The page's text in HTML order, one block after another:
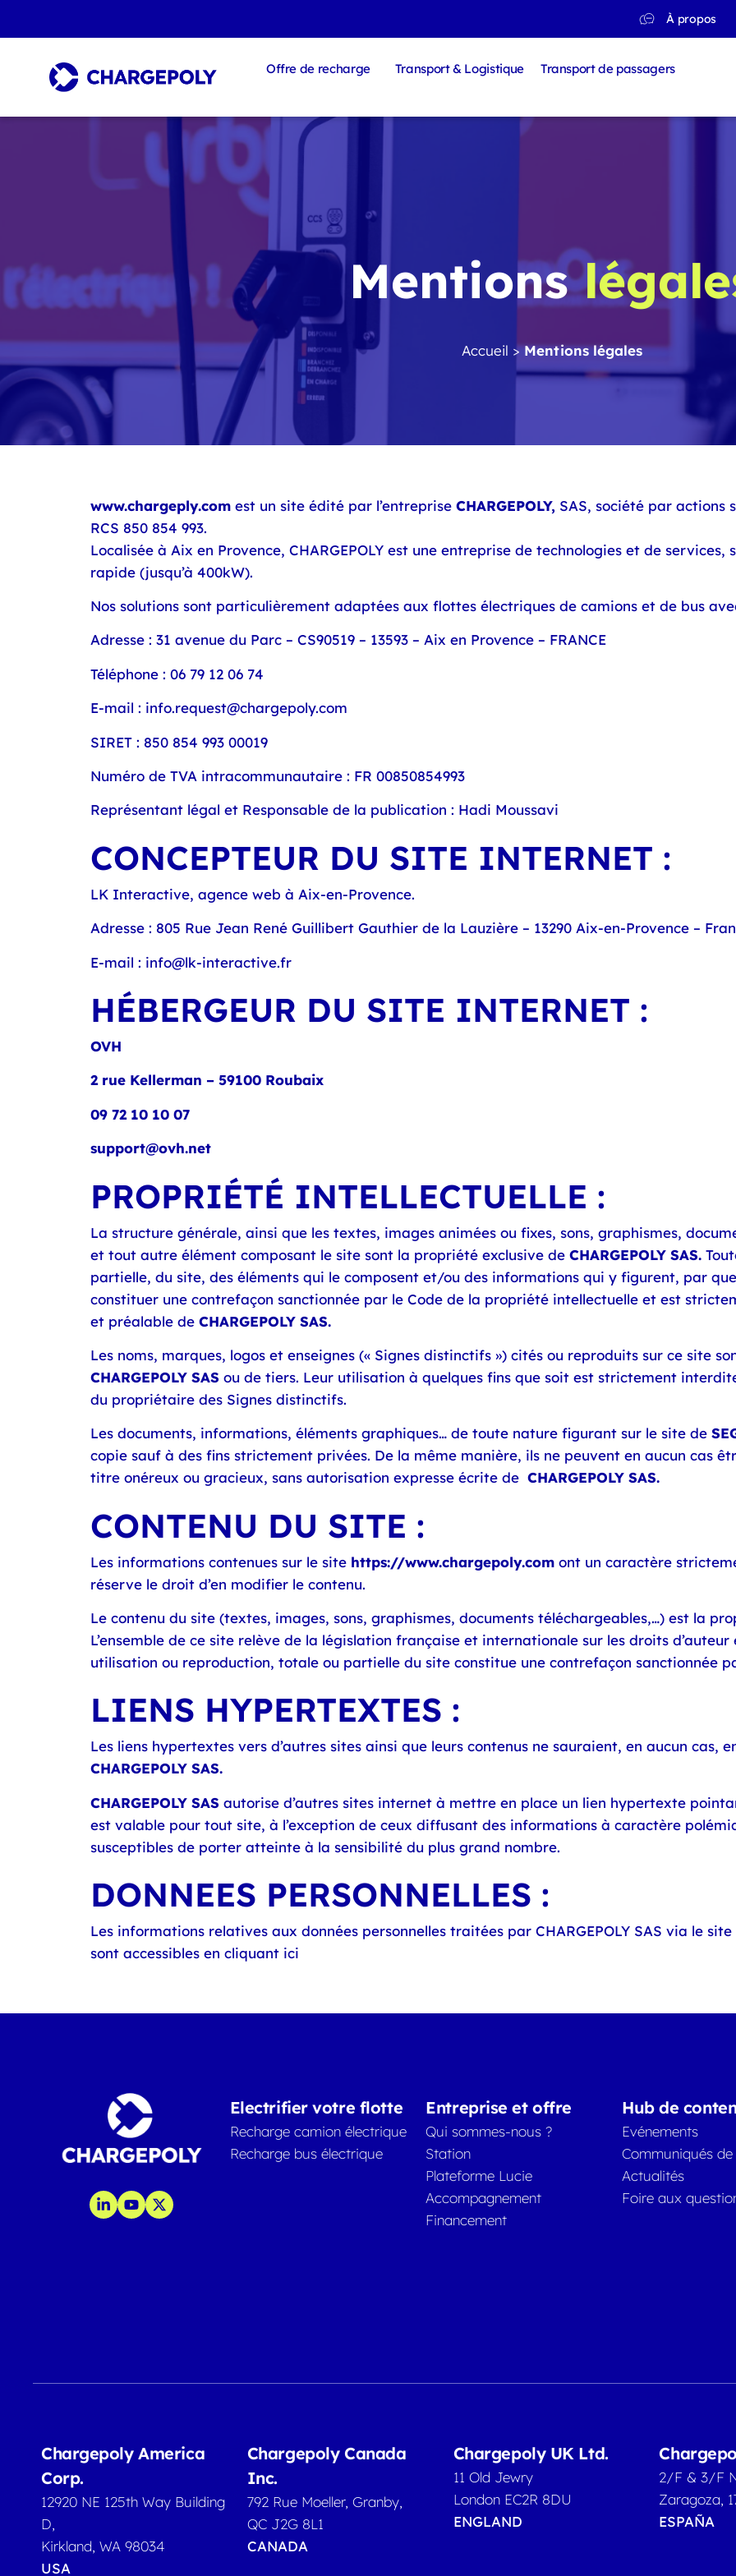
À propos
Offre de recharge Transport & Logistique Transport de passagers
Mentions
Accueil >Mentions légales
www.chargeply.com est un site édité par l’entreprise CHARGEPOLY, SAS, société par actions
RCS 850 854 993.
Localisée à Aix en Provence, CHARGEPOLY est une entreprise de technologies et de
rapide (jusqu’à 400kW).
Nos solutions sont particulièrement adaptées aux flottes électriques de camions et de bus
Adresse : 31 avenue du Parc – CS90519 – 13593 – Aix en Provence – FRANCE
Téléphone : 06 79 12 06 74
E-mail : info.request@chargepoly.com
SIRET : 850 854 993 00019
Numéro de TVA intracommunautaire : FR 00850854993
Représentant légal et Responsable de la publication : Hadi Moussavi
CONCEPTEUR DU SITE INTERNET :
LK Interactive, agence web à Aix-en-Provence.
Adresse : 805 Rue Jean René Guillibert Gauthier de la Lauzière – 13290 Aix-en-Provence –
E-mail : info@lk-interactive.fr
HÉBERGEUR DU SITE INTERNET :
OVH
2 rue Kellerman – 59100 Roubaix
09 72 10 10 07
support@ovh.net
PROPRIÉTÉ INTELLECTUELLE :
La structure générale, ainsi que les textes, images animées ou fixes, sons, graphismes,
et tout autre élément composant le site sont la propriété exclusive de CHARGEPOLY SAS.
partielle, du site, des éléments qui le composent et/ou des informations qui y figurent, par
constituer une contrefaçon sanctionnée par le Code de la propriété intellectuelle et est
et préalable de CHARGEPOLY SAS.
Les noms, marques, logos et enseignes (« Signes distinctifs ») cités ou reproduits sur ce site
CHARGEPOLY SAS ou de tiers. Leur utilisation à quelques fins que soit est strictement
du propriétaire des Signes distinctifs.
Les documents, informations, éléments graphiques… de toute nature figurant sur le site de
copie sauf à des fins strictement privées. De la même manière, ils ne peuvent en aucun cas
titre onéreux ou gracieux, sans autorisation expresse écrite de CHARGEPOLY SAS.
CONTENU DU SITE :
Les informations contenues sur le site https://www.chargepoly.com ont un caractère
réserve le droit d’en modifier le contenu.
Le contenu du site (textes, images, sons, graphismes, documents téléchargeables,…) est la
L’ensemble de ce site relève de la législation française et internationale sur les droits
utilisation ou reproduction, totale ou partielle du site constitue une contrefaçon sanctionnée
LIENS HYPERTEXTES :
Les liens hypertextes vers d’autres sites ainsi que leurs contenus ne sauraient, en aucun cas,
CHARGEPOLY SAS.
CHARGEPOLY SAS autorise d’autres sites internet à mettre en place un lien hypertexte
est valable pour tout site, à l’exception de ceux diffusant des informations à caractère
susceptibles de porter atteinte à la sensibilité du plus grand nombre.
DONNEES PERSONNELLES :
Les informations relatives aux données personnelles traitées par CHARGEPOLY SAS via le
sont accessibles en cliquant ici
Electrifier votre flotte
Recharge camion électrique
Recharge bus électrique
Entreprise et offre
Qui sommes-nous ?
Station
Plateforme Lucie
Accompagnement
Financement
Hub de
Evénements
Communiqués de
Actualités
Foire aux
Chargepoly America
Corp.
12920 NE 125th Way Building
D,
Kirkland, WA 98034
USA
Chargepoly Canada
Inc.
792 Rue Moeller, Granby,
QC J2G 8L1
CANADA
Chargepoly UK Ltd.
11 Old Jewry
London EC2R 8DU
ENGLAND
2/F & 3/F
Zaragoza,
ESPAÑA